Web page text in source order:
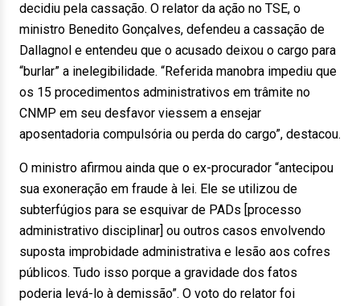
decidiu pela cassação. O relator da ação no TSE, o
ministro Benedito Gonçalves, defendeu a cassação de
Dallagnol e entendeu que o acusado deixou o cargo para
“burlar” a inelegibilidade. “Referida manobra impediu que
os 15 procedimentos administrativos em trâmite no
CNMP em seu desfavor viessem a ensejar
aposentadoria compulsória ou perda do cargo”, destacou.
O ministro afirmou ainda que o ex-procurador “antecipou
sua exoneração em fraude à lei. Ele se utilizou de
subterfúgios para se esquivar de PADs [processo
administrativo disciplinar] ou outros casos envolvendo
suposta improbidade administrativa e lesão aos cofres
públicos. Tudo isso porque a gravidade dos fatos
poderia levá-lo à demissão”. O voto do relator foi